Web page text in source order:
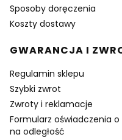
Sposoby doręczenia
Koszty dostawy
GWARANCJA I
Regulamin sklepu
Szybki zwrot
Zwroty i reklamacje
Formularz oświadczenia
na odległość